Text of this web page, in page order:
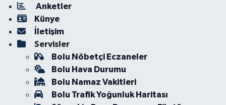
Anketler
Künye
İletişim
Servisler
Bolu Nöbetçi Eczaneler
Bolu Hava Durumu
Bolu Namaz Vakitleri
Bolu Trafik Yoğunluk Haritası